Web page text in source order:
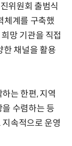
위원회 출범식
체계를 구축했
망 기관을 직접
한 채널을 활용
는 한편, 지역
수렴하는 등
속적으로 운영